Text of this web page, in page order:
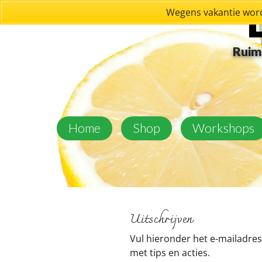
Home Shop Workshops
Uitschrijven
Vul hieronder het e-
met tips en acties.
Wegens vakantie